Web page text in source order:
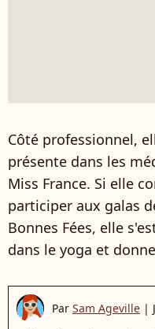
Côté professionnel,
présente dans les
Miss France. Si elle
participer aux galas
Bonnes Fées, elle
dans le yoga et
Par Sam Ageville |